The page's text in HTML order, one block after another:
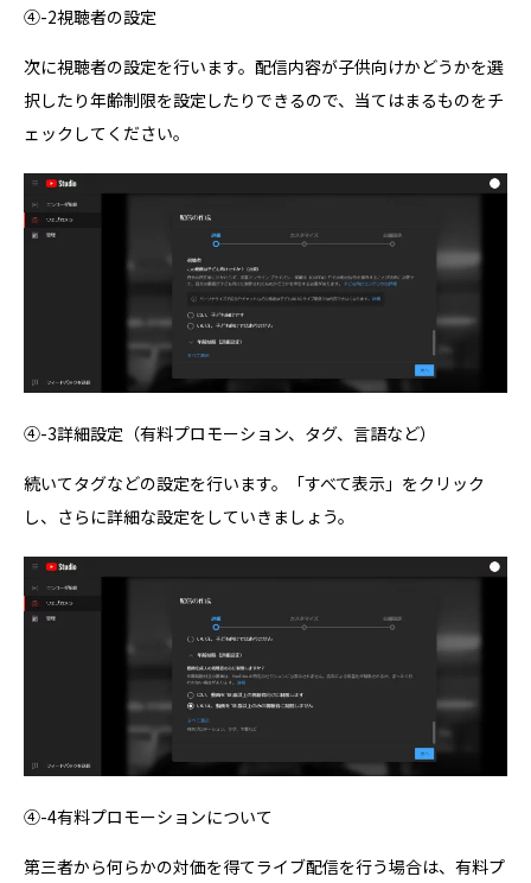
④-2視聴者の設定
次に視聴者の設定を行います。配信内容が子供向けかどうかを選
択したり年齢制限を設定したりできるので、当てはまるものをチ
ェックしてください。
④-3詳細設定（有料プロモーション、タグ、言語など）
続いてタグなどの設定を行います。「すべて表示」をクリック
し、さらに詳細な設定をしていきましょう。
④-4有料プロモーションについて
第三者から何らかの対価を得てライブ配信を行う場合は、有料プ